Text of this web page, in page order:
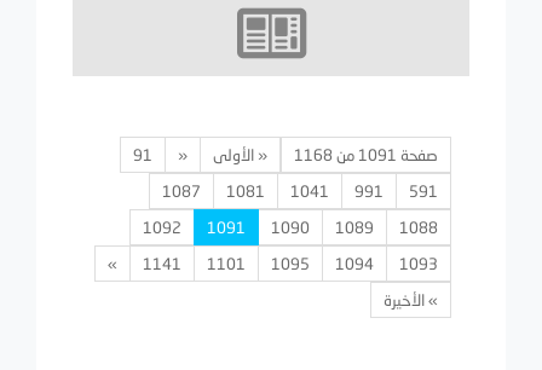
صفحة 1091 من 1168 « الأولى «
91
591
991
1041
1081
1087
1088
1089
1090
1091
1092
1093
1094
1095
1101
1141
»
» الأخيرة